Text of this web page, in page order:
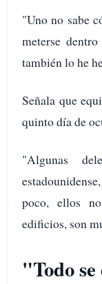
"Uno no sabe
meterse
también lo he
Señala que
quinto día de
"Algunas
poco, ellos
edificios, son
"Todo